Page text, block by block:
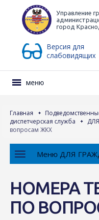
Управление
город
Версия для
слабовидящих
меню
Главная
диспетчерская служба
вопросам ЖКХ
Меню ДЛЯ
НОМЕРА
ПО